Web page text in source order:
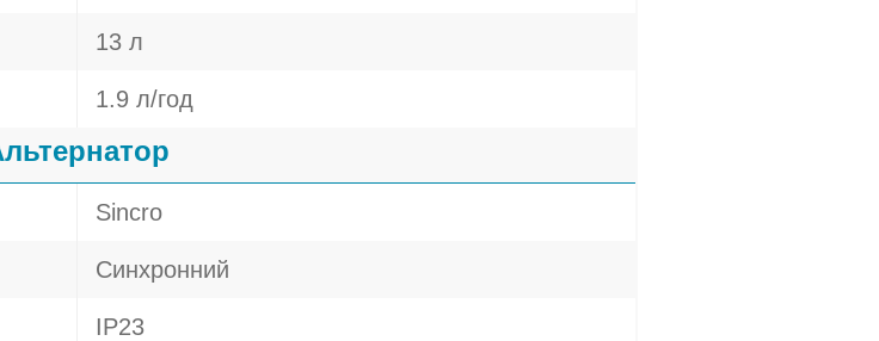
13 л
1.9 л/год
Sincro
Синхронний
IP23